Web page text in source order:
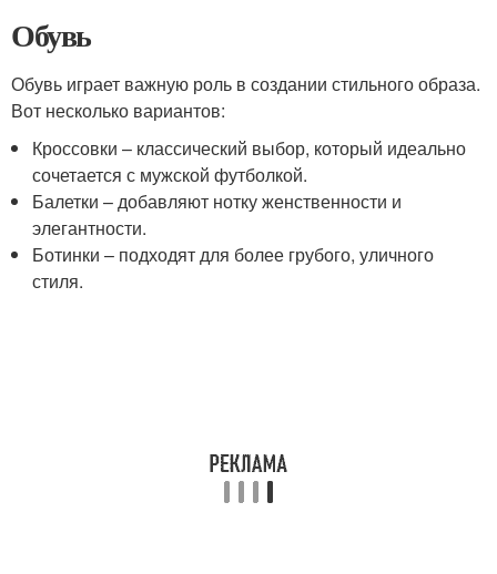
Обувь
Обувь играет важную роль в создании стильного образа.
Вот несколько вариантов:
Кроссовки – классический выбор, который идеально
сочетается с мужской футболкой.
Балетки – добавляют нотку женственности и
элегантности.
Ботинки – подходят для более грубого, уличного
стиля.